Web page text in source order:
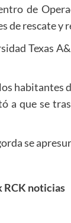
de
de rescate y
Texas
habitantes
a que se
se
RCK noticias